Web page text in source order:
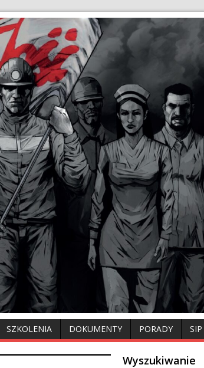
SZKOLENIA DOKUMENTY PORADY SIP
Wyszukiwanie